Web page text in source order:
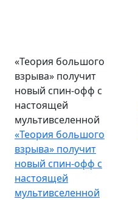
«Теория большого
взрыва» получит
новый спин-офф с
настоящей
мультивселенной
«Теория большого
взрыва» получит
новый спин-офф с
настоящей
мультивселенной